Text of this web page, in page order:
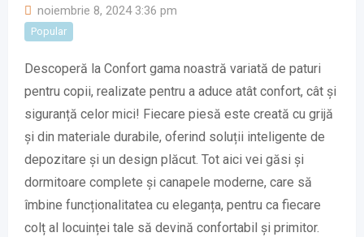
noiembrie 8, 2024 3:36 pm
Popular
Descoperă la Confort gama noastră variată de paturi
pentru copii, realizate pentru a aduce atât confort, cât și
siguranță celor mici! Fiecare piesă este creată cu grijă
și din materiale durabile, oferind soluții inteligente de
depozitare și un design plăcut. Tot aici vei găsi și
dormitoare complete și canapele moderne, care să
îmbine funcționalitatea cu eleganța, pentru ca fiecare
colț al locuinței tale să devină confortabil și primitor.